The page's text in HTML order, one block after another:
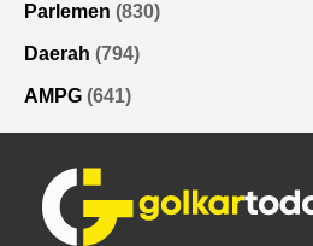
Parlemen (830)
Daerah (794)
AMPG (641)